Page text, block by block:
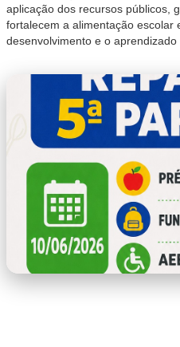
aplicação dos recursos públicos,
fortalecem a alimentação escolar
desenvolvimento e o